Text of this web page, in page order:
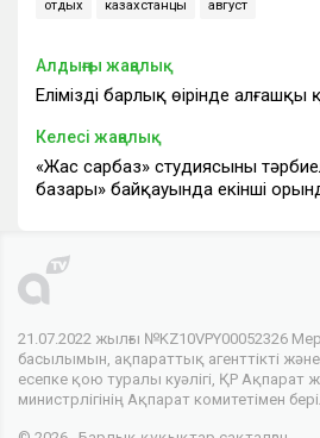
отдых казахстанцы август
Алдыңғы жаңалық
Еліміздің барлық өңірінде
Келесі жаңалық
«Жас сарбаз» студиясының
базары» байқауында екінші
21.07.2022 жылғы №KZ10VPY00052326
басылымын, ақпараттық агенттікті
есепке қою туралы куәлігі, ҚР Ақпарат
министрлігінің Ақпарат комитетімен